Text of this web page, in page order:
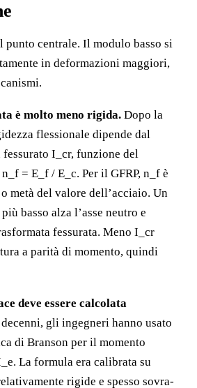
punto centrale. Il modulo basso si
in deformazioni maggiori,
è molto meno rigida. Dopo la
flessionale dipende dal
fessurato I_cr, funzione del
= E_f / E_c. Per il GFRP, n_f è
metà del valore dell’acciaio. Un
basso alza l’asse neutro e
fessurata. Meno I_cr
a parità di momento, quindi
deve essere calcolata
decenni, gli ingegneri hanno usato
di Branson per il momento
La formula era calibrata su
rigide e spesso sovra-